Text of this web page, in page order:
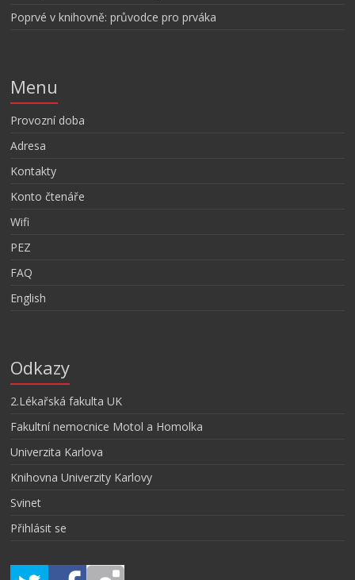
Poprvé v knihovně: průvodce pro prváka
Menu
Provozní doba
Adresa
Kontakty
Konto čtenáře
Wifi
PEZ
FAQ
English
Odkazy
2.Lékařská fakulta UK
Fakultní nemocnice Motol a Homolka
Univerzita Karlova
Knihovna Univerzity Karlovy
Svinet
Přihlásit se